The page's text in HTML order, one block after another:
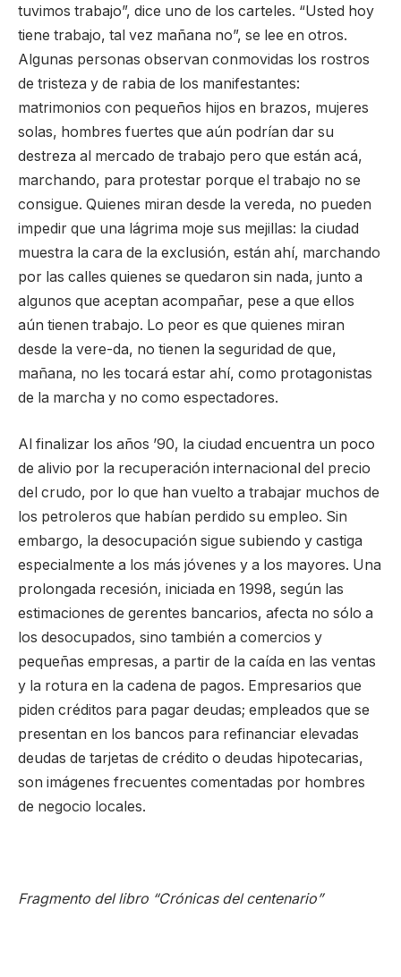
tuvimos trabajo”, dice uno de los carteles. “Usted hoy
tiene trabajo, tal vez mañana no”, se lee en otros.
Algunas personas observan conmovidas los rostros
de tristeza y de rabia de los manifestantes:
matrimonios con pequeños hijos en brazos, mujeres
solas, hombres fuertes que aún podrían dar su
destreza al mercado de trabajo pero que están acá,
marchando, para protestar porque el trabajo no se
consigue. Quienes miran desde la vereda, no pueden
impedir que una lágrima moje sus mejillas: la ciudad
muestra la cara de la exclusión, están ahí, marchando
por las calles quienes se quedaron sin nada, junto a
algunos que aceptan acompañar, pese a que ellos
aún tienen trabajo. Lo peor es que quienes miran
desde la vere-da, no tienen la seguridad de que,
mañana, no les tocará estar ahí, como protagonistas
de la marcha y no como espectadores.
Al finalizar los años ’90, la ciudad encuentra un poco
de alivio por la recuperación internacional del precio
del crudo, por lo que han vuelto a trabajar muchos de
los petroleros que habían perdido su empleo. Sin
embargo, la desocupación sigue subiendo y castiga
especialmente a los más jóvenes y a los mayores. Una
prolongada recesión, iniciada en 1998, según las
estimaciones de gerentes bancarios, afecta no sólo a
los desocupados, sino también a comercios y
pequeñas empresas, a partir de la caída en las ventas
y la rotura en la cadena de pagos. Empresarios que
piden créditos para pagar deudas; empleados que se
presentan en los bancos para refinanciar elevadas
deudas de tarjetas de crédito o deudas hipotecarias,
son imágenes frecuentes comentadas por hombres
de negocio locales.
Fragmento del libro “Crónicas del centenario”